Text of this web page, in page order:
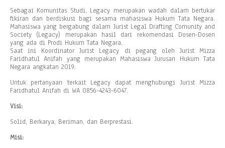
Sebagai Komunitas Studi, Legacy merupakan wadah dalam bertukar
fikiran dan berdiskusi bagi sesama mahasiswa Hukum Tata Negara.
Mahasiswa yang bergabung dalam Jurist Legal Drafting Comunity and
Society (Legacy) merupakan hasil dari rekomendasi Dosen-Dosen
yang ada di Prodi Hukum Tata Negara.
Saat ini Koordinator Jurist Legacy di pegang oleh Jurist Mizza
Faridhatul Anifah yang merupakan Mahasiswa Jurusan Hukum Tata
Negara angkatan 2019.
Untuk pertanyaan terkait Legacy dapat menghubungi Jurist Mizza
Faridhatul Anifah di WA 0856-4243-6047.
Visi:
Solid, Berkarya, Beriman, dan Berprestasi.
Misi: